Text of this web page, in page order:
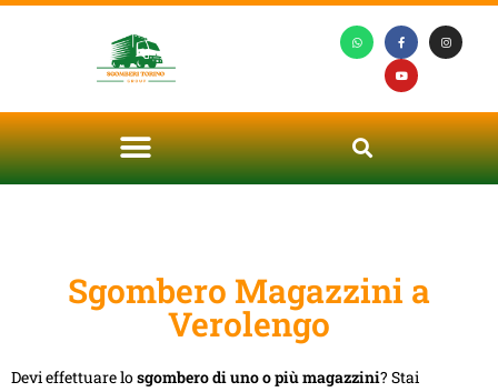
Sgombero Magazzini a
Verolengo
Devi effettuare losgombero di uno o più magazzini? Stai